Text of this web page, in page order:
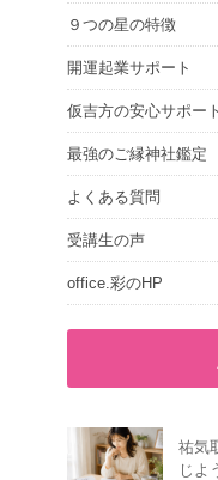
９つの星の特徴
開運起業サポート
仮吉方の安心サポート
最強のご縁神社鑑定
よくある質問
受講生の声
office.彩のHP
祐気
じよ